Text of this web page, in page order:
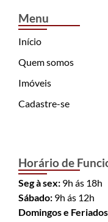
Menu
Início
Quem somos
Imóveis
Cadastre-se
Horário de
Seg à sex: 9h ás 18h
Sábado: 9h ás 12h
Domingos e